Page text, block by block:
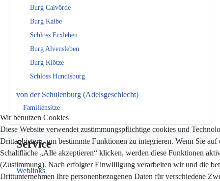
Burg Calvörde
Burg Kalbe
Schloss Erxleben
Burg Alvensleben
Burg Klötze
Schloss Hundisburg
von der Schulenburg (Adelsgeschlecht)
Familiensitze
Service
Weblinks
Wir benutzen Cookies
Diese Website verwendet zustimmungspflichtige cookies und
Drittanbietern, um bestimmte Funktionen zu integrieren. Wenn Sie auf
Schaltfläche „Alle akzeptieren“ klicken, werden diese Funktionen
(Zustimmung). Nach erfolgter Einwilligung verarbeiten wir und die
Drittunternehmen Ihre personenbezogenen Daten für verschiedene